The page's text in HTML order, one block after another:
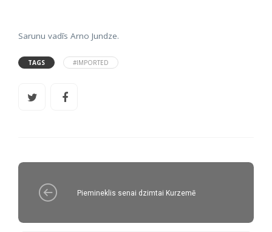
Sarunu vadīs Arno Jundze.
TAGS #IMPORTED
Piemineklis senai dzimtai Kurzemē